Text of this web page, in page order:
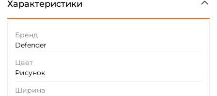
Характеристики
Бренд
Defender
Цвет
Рисунок
Ширина